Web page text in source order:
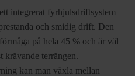
integrerat fyrhjulsdriftsystem
och smidig drift. Den
på hela 45 % och är väl
krävande terrängen.
kan man växla mellan